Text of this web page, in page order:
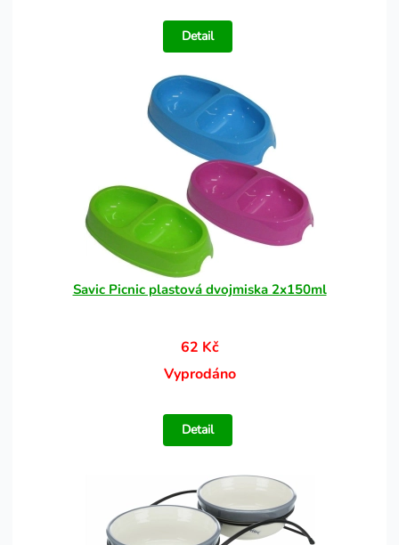
Detail
Savic Picnic plastová dvojmiska 2x150ml
62 Kč
Vyprodáno
Detail